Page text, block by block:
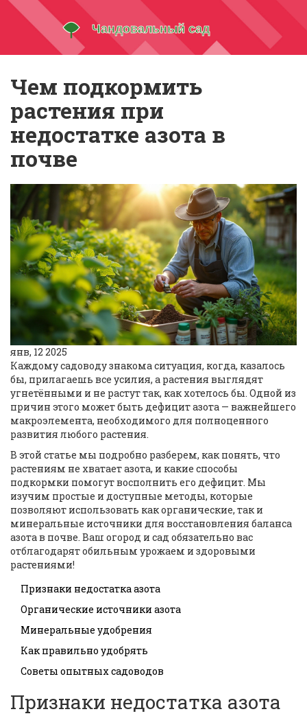
Чем подкормить
растения при
недостатке азота в
почве
янв, 12 2025
Каждому садоводу знакома ситуация, когда, казалось
бы, прилагаешь все усилия, а растения выглядят
угнетёнными и не растут так, как хотелось бы. Одной из
причин этого может быть дефицит азота — важнейшего
макроэлемента, необходимого для полноценного
развития любого растения.
В этой статье мы подробно разберем, как понять, что
растениям не хватает азота, и какие способы
подкормки помогут восполнить его дефицит. Мы
изучим простые и доступные методы, которые
позволяют использовать как органические, так и
минеральные источники для восстановления баланса
азота в почве. Ваш огород и сад обязательно вас
отблагодарят обильным урожаем и здоровыми
растениями!
Признаки недостатка азота
Органические источники азота
Минеральные удобрения
Как правильно удобрять
Советы опытных садоводов
Признаки недостатка азота